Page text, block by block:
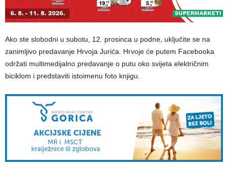
Ako ste slobodni u subotu, 12. prosinca u podne, uključite se na
zanimljivo predavanje Hrvoja Jurića. Hrvoje će putem Facebooka
održati multimedijalno predavanje o putu oko svijeta električnim
biciklom i predstaviti istoimenu foto knjigu.